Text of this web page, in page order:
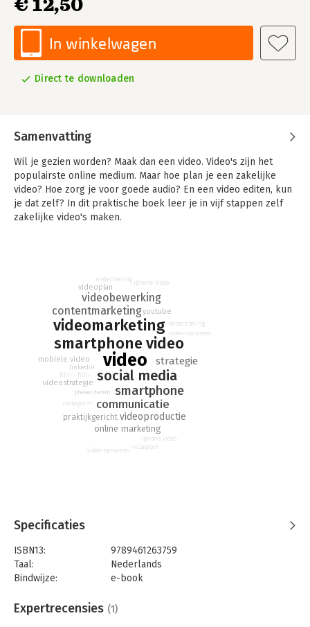
In winkelwagen
Direct te downloaden
Samenvatting
Wil je gezien worden? Maak dan een video. Video's zijn het
populairste online medium. Maar hoe plan je een zakelijke
video? Hoe zorg je voor goede audio? En een video editen, kun
je dat zelf? In dit praktische boek leer je in vijf stappen zelf
zakelijke video's maken.
video
smartphone video
social media
videomarketing
smartphone
communicatie
contentmarketing
videobewerking
strategie
videoproductie
online marketing
praktijkgericht
presenteren
linkedin
youtube
videostrategie
mobiele video
videoplan
film
ondertiteling
iphone video
instagram
video-opnames
film
ondertiteling
iphone video
instagram
video-opnames
Specificaties
ISBN13:
9789461263759
Taal:
Nederlands
Bindwijze:
e-book
Bestandsformaat:
epub
Expertrecensies (1)